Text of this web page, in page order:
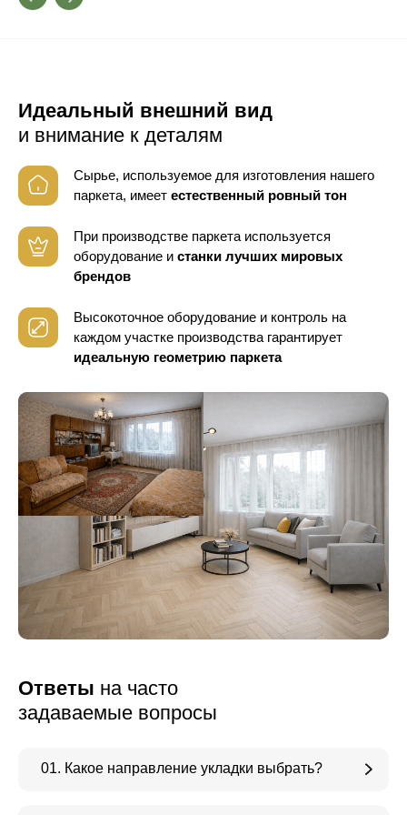
Идеальный внешний вид
и внимание к деталям
Сырье, используемое для изготовления нашего
паркета, имеет естественный ровный тон
При производстве паркета используется
оборудование и станки лучших мировых
брендов
Высокоточное оборудование и контроль на
каждом участке производства гарантирует
идеальную геометрию паркета
Ответы на часто
задаваемые вопросы
01. Какое направление укладки выбрать?